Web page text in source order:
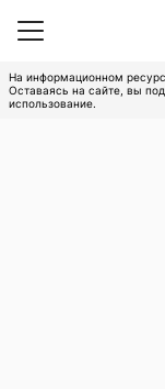
На информационном
Оставаясь на сайте, вы
использование.